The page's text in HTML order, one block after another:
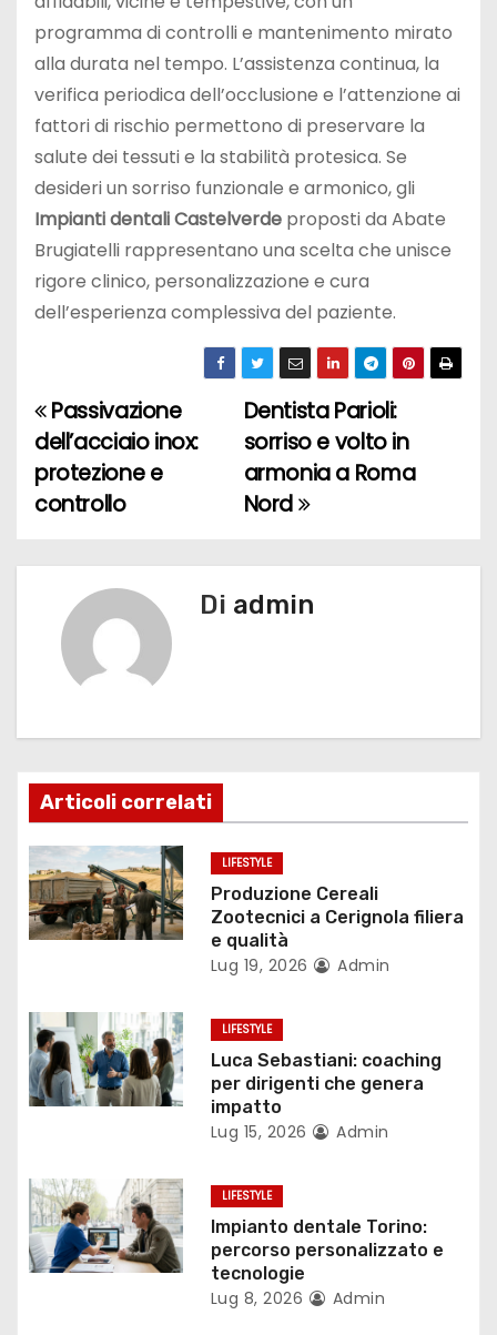
programma di controlli e mantenimento mirato
alla durata nel tempo. L’assistenza continua, la
verifica periodica dell’occlusione e l’attenzione ai
fattori di rischio permettono di preservare la
salute dei tessuti e la stabilità protesica. Se
desideri un sorriso funzionale e armonico, gli
Impianti dentali Castelverde proposti da Abate
Brugiatelli rappresentano una scelta che unisce
rigore clinico, personalizzazione e cura
dell’esperienza complessiva del paziente.
N
a
v
i
i
o
n
e
a
t
i
c
l
i
Dentista Parioli:
sorriso e volto in
armonia a Roma
Nord
Passivazione
dell’acciaio inox:
protezione e
controllo
Di admin
Articoli correlati
LIFESTYLE
Produzione Cereali
Zootecnici a Cerignola filiera
e qualità
Lug 19, 2026 Admin
LIFESTYLE
Luca Sebastiani: coaching
per dirigenti che genera
impatto
Lug 15, 2026 Admin
LIFESTYLE
Impianto dentale Torino:
percorso personalizzato e
tecnologie
Lug 8, 2026 Admin